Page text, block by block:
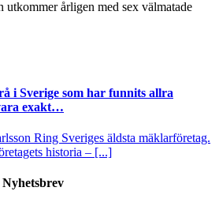
årligen med sex välmatade
i Sverige som har funnits allra
exakt…
Ring Sveriges äldsta mäklarföretag.
historia – [...]